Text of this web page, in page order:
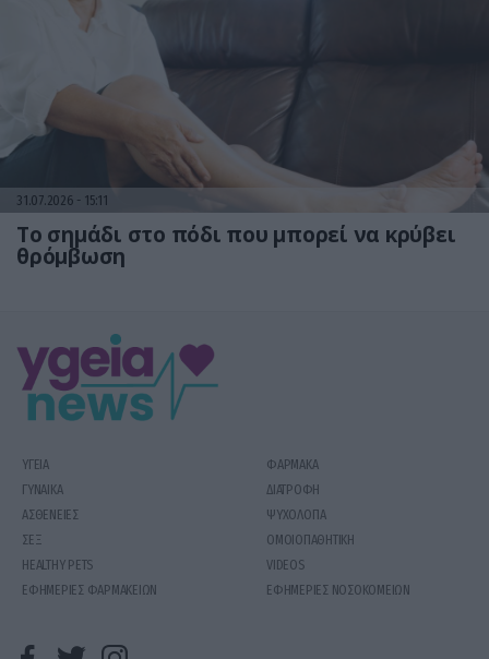
31.07.2026 15:11
Το σημάδι στο πόδι που μπορεί να κρύβει
θρόμβωση
ΥΓΕΙΑ
ΦΑΡΜΑΚΑ
ΓΥΝΑΙΚΑ
ΔΙΑΤΡΟΦΗ
ΑΣΘΕΝΕΙΕΣ
ΨΥΧΟΛΟΓΙΑ
ΣΕΞ
ΟΜΟΙΟΠΑΘΗΤΙΚΗ
HEALTHY PETS
VIDEOS
ΕΦΗΜΕΡΙΕΣ ΦΑΡΜΑΚΕΙΩΝ
ΕΦΗΜΕΡΙΕΣ ΝΟΣΟΚΟΜΕΙΩΝ